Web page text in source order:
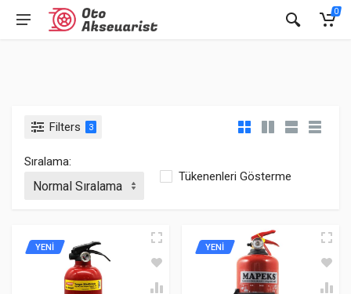
0
Filters 3
Sıralama:
Tükenenleri Gösterme
YENİ YENİ